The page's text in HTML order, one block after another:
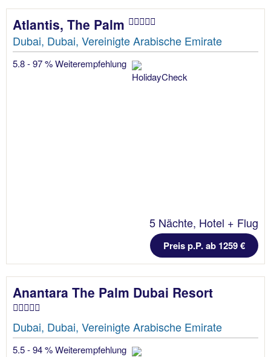
Atlantis, The Palm
Dubai, Dubai, Vereinigte Arabische Emirate
5.8 - 97 % Weiterempfehlung
5 Nächte, Hotel + Flug
Preis p.P. ab 1259 €
Anantara The Palm Dubai Resort
Dubai, Dubai, Vereinigte Arabische Emirate
5.5 - 94 % Weiterempfehlung